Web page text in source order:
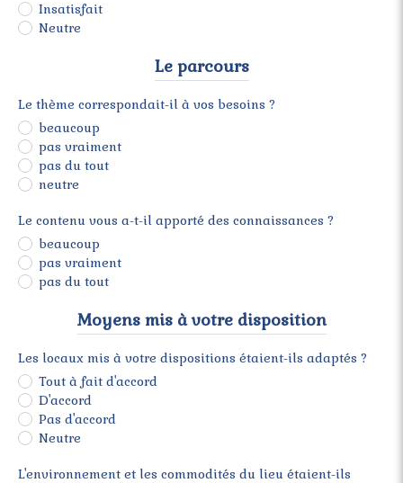
Insatisfait
Neutre
Le parcours
Le thème correspondait-il à vos besoins ?
beaucoup
pas vraiment
pas du tout
neutre
Le contenu vous a-t-il apporté des connaissances ?
beaucoup
pas vraiment
pas du tout
Moyens mis à votre disposition
Les locaux mis à votre dispositions étaient-ils adaptés ?
Tout à fait d'accord
D'accord
Pas d'accord
Neutre
L'environnement et les commodités du lieu étaient-ils